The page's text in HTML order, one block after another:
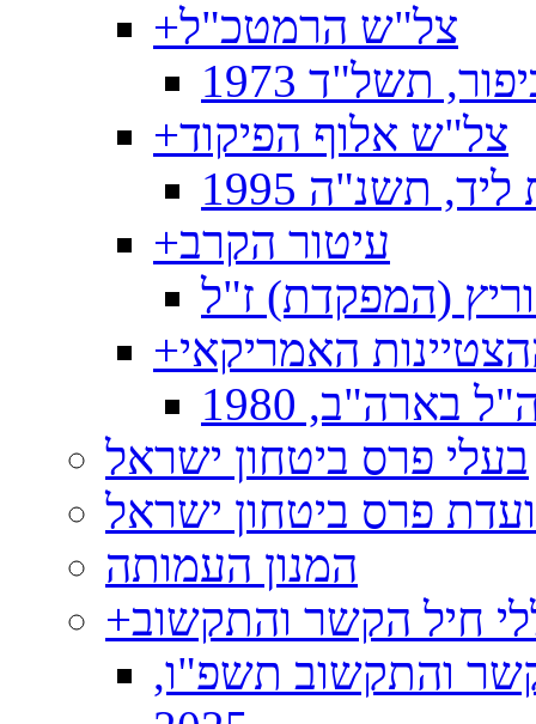
+צל"ש הרמטכ"ל
תשל"ד 1973
+צל"ש אלוף הפיקוד
תשנ"ה 1995
+עיטור הקרב
(המפקדת) ז"ל
+האמריקאי
1980
בעלי פרס ביטחון ישראל
פרס ביטחון ישראל
המנון העמותה
+חיל הקשר והתקשוב
והתקשוב תשפ"ו,